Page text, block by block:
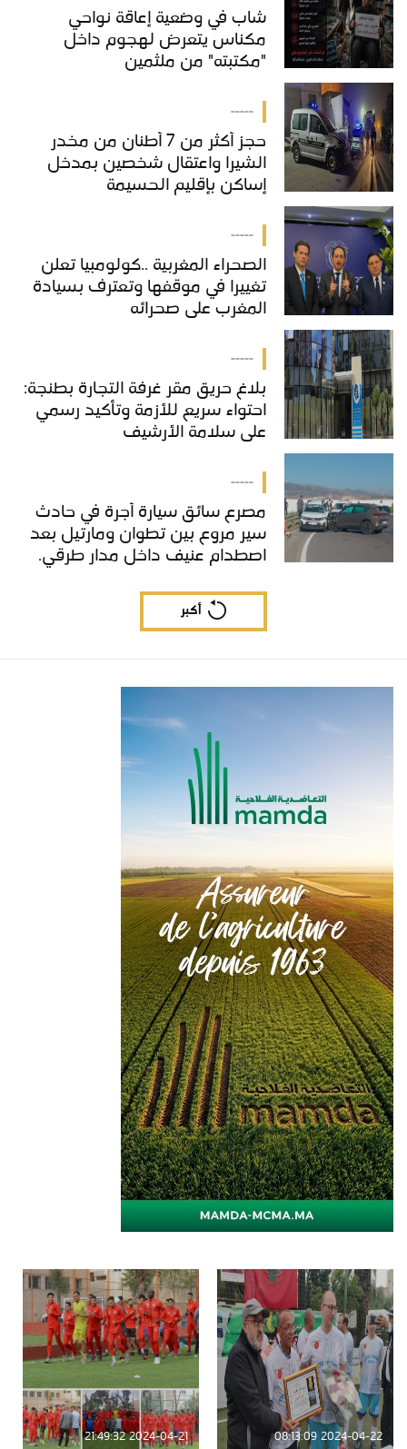
شاب في وضعية إعاقة نواحي
مكناس يتعرض لهجوم داخل
"مكتبته" من ملثمين
-----
حجز أكثر من 7 أطنان من مخدر
الشيرا واعتقال شخصين بمدخل
إساكن بإقليم الحسيمة
-----
الصحراء المغربية ..كولومبيا تعلن
تغييرا في موقفها وتعترف بسيادة
المغرب على صحرائه
-----
بلاغ حريق مقر غرفة التجارة بطنجة:
احتواء سريع للأزمة وتأكيد رسمي
على سلامة الأرشيف
-----
مصرع سائق سيارة أجرة في حادث
سير مروع بين تطوان ومارتيل بعد
اصطدام عنيف داخل مدار طرقي.
أكبر
2024-04-22 08:13:09
2024-04-21 21:49:32